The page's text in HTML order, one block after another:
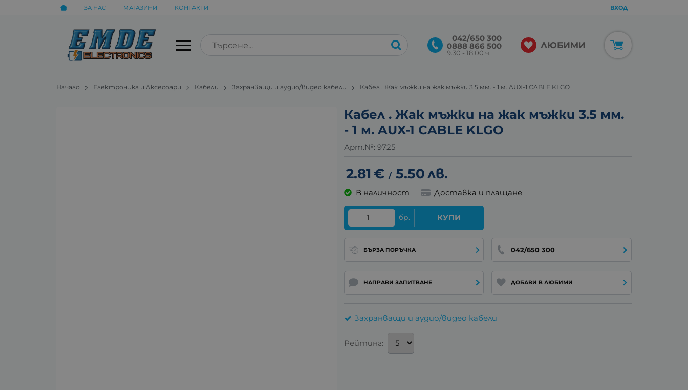
ЗА НАС МАГАЗИНИ КОНТАКТИ ВХОД
042/650 300
0888 866 500
9.30 - 18.00 ч.
ЛЮБИМИ
Начало Електроника и Аксесоари Кабели Захранващи и аудио/видео кабели Кабел . Жак мъжки на жак мъжки 3.5 мм. - 1 м. AUX-1 CABLE KLGO
Кабел . Жак мъжки на жак мъжки 3.5 мм.
- 1 м. AUX-1 CABLE KLGO
Арт.№: 9725
2.81 € / 5.50лв.
В наличност Доставка и плащане
бр. КУПИ
БЪРЗА ПОРЪЧКА 042/650 300
НАПРАВИ ЗАПИТВАНЕ ДОБАВИ В ЛЮБИМИ
Захранващи и аудио/видео кабели
Рейтинг: